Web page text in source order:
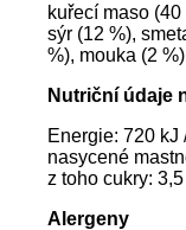
kuřecí maso
sýr (12 %),
%), mouka (2
Nutriční údaje
Energie: 720 kJ
nasycené
z toho cukry:
Alergeny